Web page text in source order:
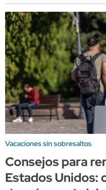
Vacaciones sin sobresaltos
Consejos para
Estados Unidos: